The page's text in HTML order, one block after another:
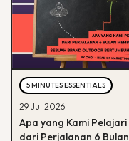
5 MINUTES ESSENTIALS
29 Jul 2026
Apa yang Kami Pelajari
dari Perjalanan 6 Bulan